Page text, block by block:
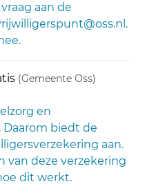
aan de
(Gemeente Oss)
en
biedt de
aan.
van deze verzekering
dit werkt.